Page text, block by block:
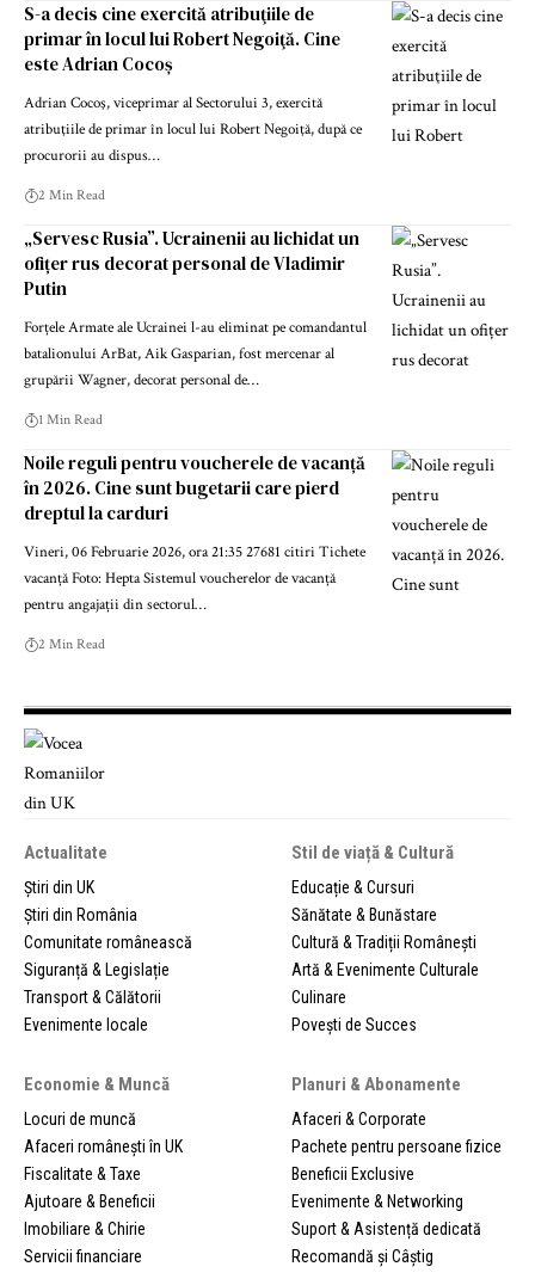
S-a decis cine exercită atribuţiile de
primar în locul lui Robert Negoiţă. Cine
este Adrian Cocoș
Adrian Cocoş, viceprimar al Sectorului 3, exercită
atribuţiile de primar în locul lui Robert Negoiţă, după ce
procurorii au dispus…
2 Min Read
„Servesc Rusia”. Ucrainenii au lichidat un
ofițer rus decorat personal de Vladimir
Putin
Forțele Armate ale Ucrainei l-au eliminat pe comandantul
batalionului ArBat, Aik Gasparian, fost mercenar al
grupării Wagner, decorat personal de…
1 Min Read
Noile reguli pentru voucherele de vacanță
în 2026. Cine sunt bugetarii care pierd
dreptul la carduri
Vineri, 06 Februarie 2026, ora 21:35 27681 citiri Tichete
vacanță Foto: Hepta Sistemul voucherelor de vacanță
pentru angajații din sectorul…
2 Min Read
Actualitate
Știri din UK
Știri din România
Comunitate românească
Siguranță & Legislație
Transport & Călătorii
Evenimente locale
Stil de viață & Cultură
Educație & Cursuri
Sănătate & Bunăstare
Cultură & Tradiții Românești
Artă & Evenimente Culturale
Culinare
Povești de Succes
Economie & Muncă
Locuri de muncă
Afaceri românești în UK
Fiscalitate & Taxe
Ajutoare & Beneficii
Imobiliare & Chirie
Servicii financiare
Planuri & Abonamente
Afaceri & Corporate
Pachete pentru persoane fizice
Beneficii Exclusive
Evenimente & Networking
Suport & Asistență dedicată
Recomandă și Câștig